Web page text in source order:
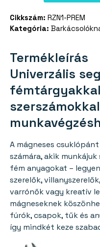
barkácsolóknak
mennyiség
Cikkszám: RZN1-PREM
Kategória:
Termékleírás
Univerzális
A mágneses
számára, akik
fém anyagokat –
szerelők,
varrónők vagy kreatív
mágneseknek
fúrók, csapok, tűk és
így mindkét keze